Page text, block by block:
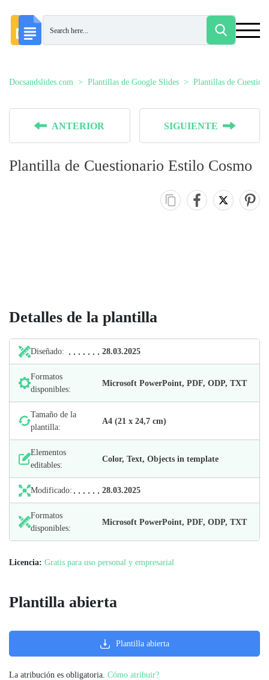
Docsandslides.com Plantillas de Google Slides Plantillas de
ANTERIOR SIGUIENTE
Plantilla de Cuestionario Estilo Cosmo
Detalles de la plantilla
Diseñado: 28.03.2025
Formatos
disponibles:
Microsoft PowerPoint, PDF, ODP, TXT
Tamaño de la
plantilla:
А4 (21 х 24,7 cm)
Elementos
editables:
Color, Text, Objects in template
Modificado: 28.03.2025
Formatos
disponibles:
Microsoft PowerPoint, PDF, ODP, TXT
Licencia: Gratis para uso personal y empresarial
Plantilla abierta
Plantilla abierta
La atribución es obligatoria. Cómo atribuir?